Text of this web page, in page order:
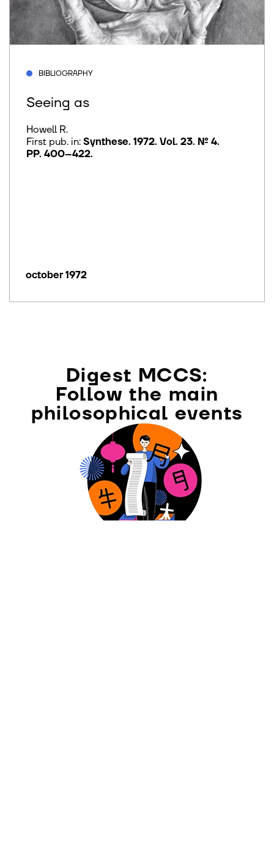
BIBLIOGRAPHY
Seeing as
Howell R.
First pub. in: Synthese. 1972. Vol. 23. № 4.
PP. 400–422.
october 1972
Digest MCCS:
Follow the main
philosophical events